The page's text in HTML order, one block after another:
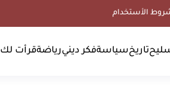
الأستخدام
تاريخسياسةفكر دينيرياضةقرأت لك